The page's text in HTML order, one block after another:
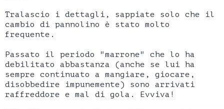
Tralascio i dettagli, sappiate solo che il
cambio di pannolino è stato molto
frequente.
Passato il periodo "marrone" che lo ha
debilitato abbastanza (anche se lui ha
sempre continuato a mangiare, giocare,
disobbedire impunemente) sono arrivati
raffreddore e mal di gola. Evviva!